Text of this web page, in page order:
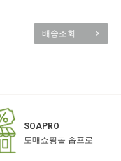
배송조회 >
SOAPRO
도매쇼핑몰 솝프로